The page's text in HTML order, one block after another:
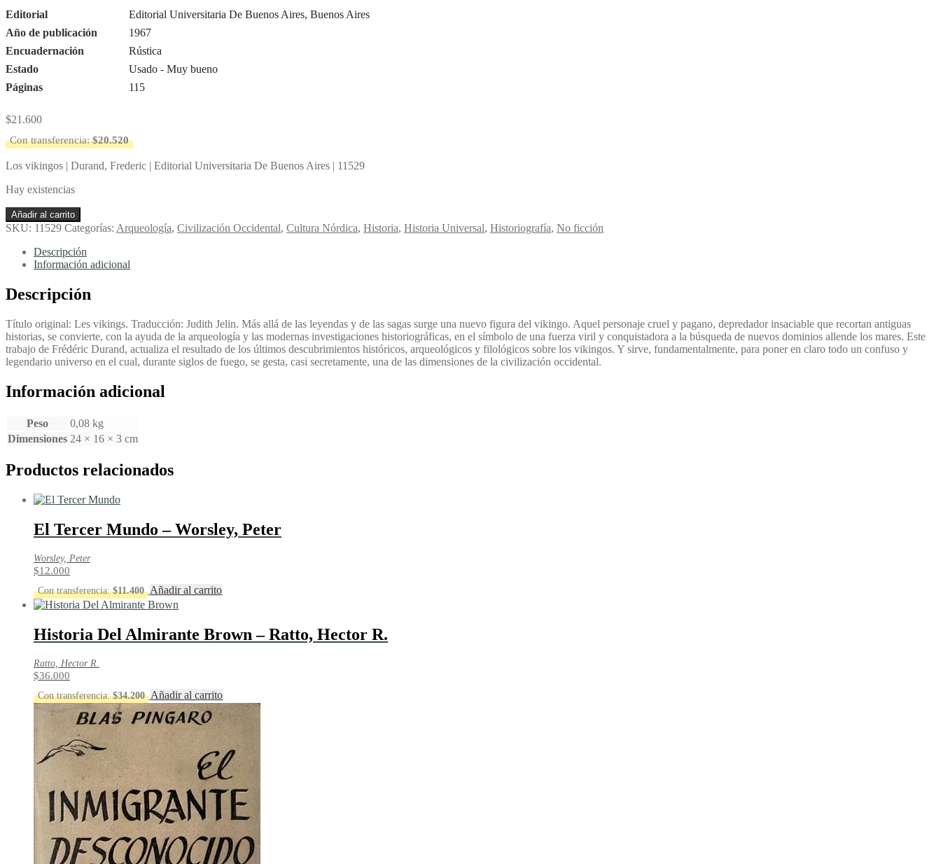
Editorial
Editorial Universitaria De Buenos Aires, Buenos Aires
Año de publicación
1967
Encuadernación
Rústica
Estado
Usado - Muy bueno
Páginas
115
$21.600
Con transferencia:$20.520
Los vikingos | Durand, Frederic | Editorial Universitaria De Buenos Aires | 11529
Hay existencias
Los
vikingos
Durand,
Frederic
Añadir al carrito
SKU: 11529 Categorías: Arqueología, Civilización Occidental, Cultura Nórdica, Historia, Historia Universal, Historiografía, No ficción
Descripción
Información adicional
Descripción
Título original: Les vikings. Traducción: Judith Jelin. Más allá de las leyendas y de las sagas surge una nuevo figura del vikingo. Aquel personaje cruel y pagano, depredador insaciable que recortan antiguas
historias, se convierte, con la ayuda de la arqueología y las modernas investigaciones historiográficas, en el símbolo de una fuerza viril y conquistadora a la búsqueda de nuevos dominios allende los mares. Este
trabajo de Frédéric Durand, actualiza el resultado de los últimos descubrimientos históricos, arqueológicos y filológicos sobre los vikingos. Y sirve, fundamentalmente, para poner en claro todo un confuso y
legendario universo en el cual, durante siglos de fuego, se gesta, casi secretamente, una de las dimensiones de la civilización occidental.
Información adicional
Peso
0,08 kg
Dimensiones 24 × 16 × 3 cm
Productos relacionados
El Tercer Mundo – Worsley, Peter
Worsley, Peter
$12.000
Con transferencia:$11.400 Añadir al carrito
Historia Del Almirante Brown – Ratto, Hector R.
Ratto, Hector R.
$36.000
Con transferencia:$34.200 Añadir al carrito